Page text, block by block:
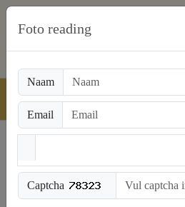
BE: 0907-37065 € 1,50 pm
Foto reading
Naam
Email
Captcha